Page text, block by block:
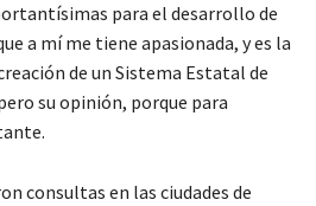
para el desarrollo de
a mí me tiene apasionada, y es la
de un Sistema Estatal de
su opinión, porque para
consultas en las ciudades de